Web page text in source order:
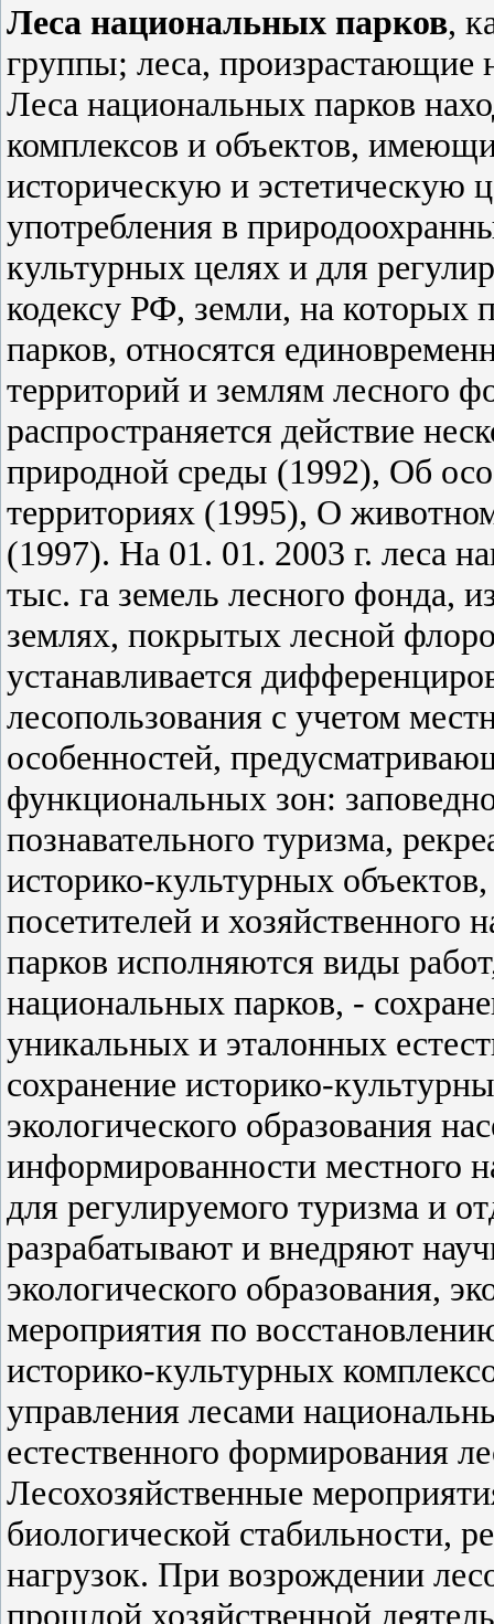
Леса национальных парков,
группы; леса, произрастающие
Леса национальных парков
комплексов и объектов,
историческую и эстетическую
употребления в
культурных целях и для
кодексу РФ, земли, на которых
парков, относятся
территорий и землям лесного
распространяется действие
природной среды (1992), Об
территориях (1995), О
(1997). На 01. 01. 2003 г. леса
тыс. га земель лесного фонда,
землях, покрытых лесной
устанавливается
лесопользования с учетом
особенностей,
функциональных зон:
познавательного туризма,
историко-культурных
посетителей и хозяйственного
парков исполняются виды
национальных парков, -
уникальных и эталонных
сохранение историко-
экологического образования
информированности местного
для регулируемого туризма и
разрабатывают и внедряют
экологического образования,
мероприятия по
историко-культурных
управления лесами
естественного формирования
Лесохозяйственные
биологической стабильности,
нагрузок. При возрождении
прошлой хозяйственной